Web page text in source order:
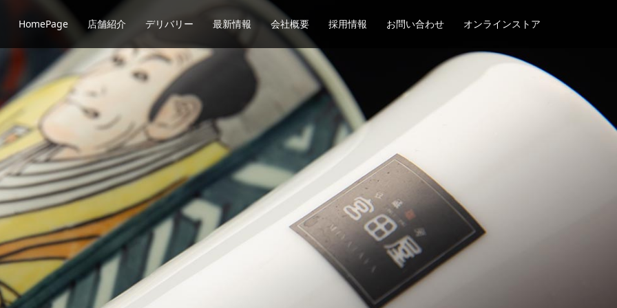
HomePage 店舗紹介 デリバリー 最新情報 会社概要 採用情報 お問い合わせ オンラインストア